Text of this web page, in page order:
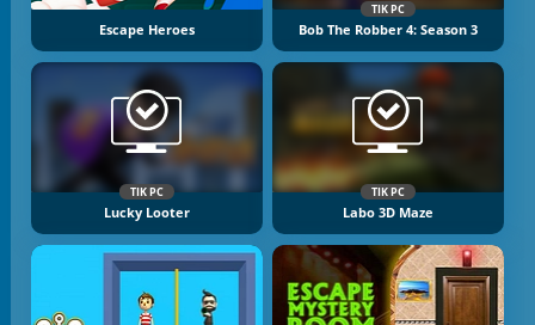
Escape Heroes
TIK PC
Bob The Robber 4: Season 3
TIK PC
Lucky Looter
TIK PC
Labo 3D Maze